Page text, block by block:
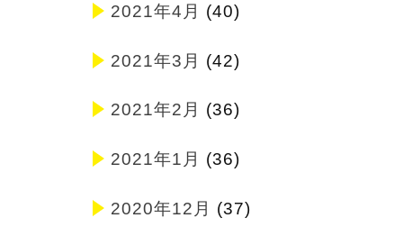
2021年4月 (40)
2021年3月 (42)
2021年2月 (36)
2021年1月 (36)
2020年12月 (37)